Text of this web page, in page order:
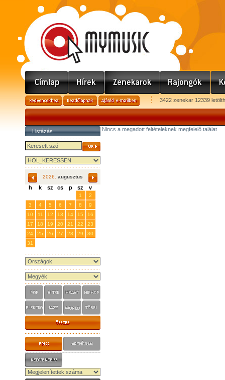
3422 zenekar 12339
Listázás
2026. augusztus
h k sz cs p sz v
1
2
3
4 5 6 7 8
9
10
11 12 13 14 15
16
17
18 19 20 21 22
23
24
25 26 27 28 29
30
31
Nincs a megadott feltételeknek megfelelő találat